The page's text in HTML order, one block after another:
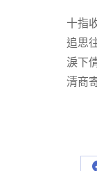
十指
追思
淚下
清商